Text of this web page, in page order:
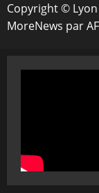
Copyright ©
MoreNews par